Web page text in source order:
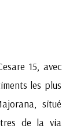
15, avec
les plus
situé
de la via